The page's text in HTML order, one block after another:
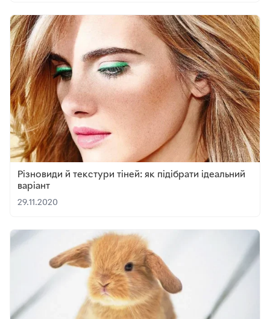
Різновиди й текстури тіней: як підібрати ідеальний
варіант
29.11.2020